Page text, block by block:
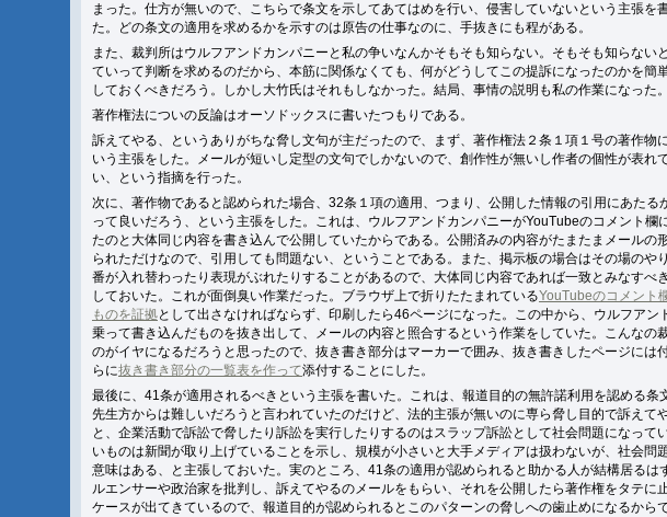
まった。仕方が無いので、こちらで条文を示してあてはめを行い、侵害していないという主張を
た。どの条文の適用を求めるかを示すのは原告の仕事なのに、手抜きにも程がある。
また、裁判所はウルフアンドカンパニーと私の争いなんかそもそも知らない。そもそも知らない
ていって判断を求めるのだから、本筋に関係なくても、何がどうしてこの提訴になったのかを簡
しておくべきだろう。しかし大竹氏はそれもしなかった。結局、事情の説明も私の作業になった。
著作権法についの反論はオーソドックスに書いたつもりである。
訴えてやる、というありがちな脅し文句が主だったので、まず、著作権法２条１項１号の著作物
いう主張をした。メールが短いし定型の文句でしかないので、創作性が無いし作者の個性が表れ
い、という指摘を行った。
次に、著作物であると認められた場合、32条１項の適用、つまり、公開した情報の引用にあたる
って良いだろう、という主張をした。これは、ウルフアンドカンパニーがYouTubeのコメント欄
たのと大体同じ内容を書き込んで公開していたからである。公開済みの内容がたまたまメールの
られただけなので、引用しても問題ない、ということである。また、掲示板の場合はその場のや
番が入れ替わったり表現がぶれたりすることがあるので、大体同じ内容であれば一致とみなすべ
しておいた。これが面倒臭い作業だった。ブラウザ上で折りたたまれているYouTubeのコメント
ものを証拠として出さなければならず、印刷したら46ページになった。この中から、ウルフアン
乗って書き込んだものを抜き出して、メールの内容と照合するという作業をしていた。こんなの
のがイヤになるだろうと思ったので、抜き書き部分はマーカーで囲み、抜き書きしたページには
らに抜き書き部分の一覧表を作って添付することにした。
最後に、41条が適用されるべきという主張を書いた。これは、報道目的の無許諾利用を認める条
先生方からは難しいだろうと言われていたのだけど、法的主張が無いのに専ら脅し目的で訴えて
と、企業活動で訴訟で脅したり訴訟を実行したりするのはスラップ訴訟として社会問題になって
いものは新聞が取り上げていることを示し、規模が小さいと大手メディアは扱わないが、社会問
意味はある、と主張しておいた。実のところ、41条の適用が認められると助かる人が結構居るは
ルエンサーや政治家を批判し、訴えてやるのメールをもらい、それを公開したら著作権をタテに
ケースが出てきているので、報道目的が認められるとこのパターンの脅しへの歯止めになるからで